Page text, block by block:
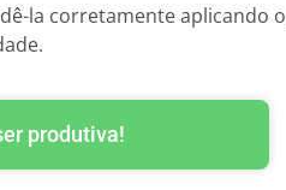
la corretamente aplicando o
produtiva!